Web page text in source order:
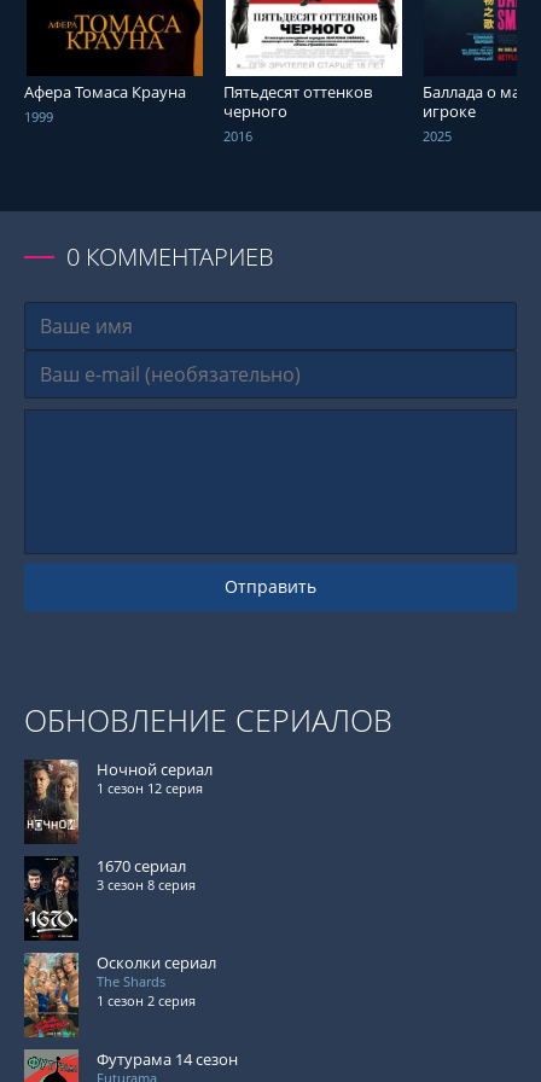
Афера Томаса Крауна
1999
Пятьдесят оттенков
черного
2016
Баллада о
игроке
2025
0 КОММЕНТАРИЕВ
Отправить
ОБНОВЛЕНИЕ СЕРИАЛОВ
Ночной сериал
1 сезон 12 серия
1670 сериал
3 сезон 8 серия
Осколки сериал
The Shards
1 сезон 2 серия
Футурама 14 сезон
Futurama